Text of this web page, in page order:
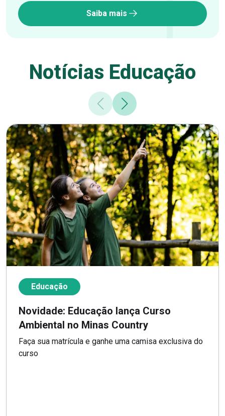
Saiba mais
Notícias Educação
Educação
Novidade: Educação lança Curso
Ambiental no Minas Country
Faça sua matrícula e ganhe uma camisa exclusiva do
curso